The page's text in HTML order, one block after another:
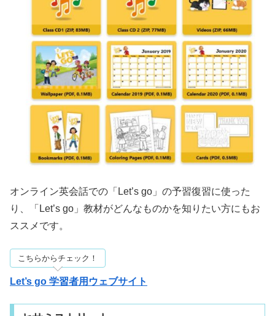
オンライン英会話での「Let’s go」の予習復習に使った
り、「Let’s go」教材がどんなものかを知りたい方にもお
ススメです。
こちらからチェック！
Let’s go 学習者用ウェブサイト